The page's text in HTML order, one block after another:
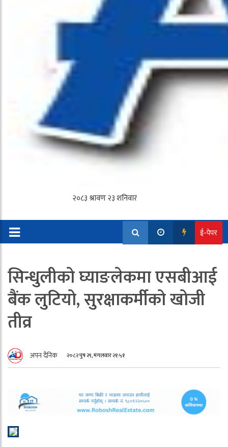
ई-पेपर
सिन्धुलीको घ्याङलेकमा एसबीआई
बैंक लुटियो, सुरक्षाकर्मीको खोजी
तीव्र
अपन दैनिक २०८२ पुष २९, मंगलवार २१:५१